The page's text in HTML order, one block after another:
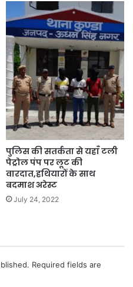
पुलिस की सतर्कता से यहाँ टली
पेट्रोल पंप पर लूट की
वारदात,हथियारों के साथ
बदमाश अरेस्ट
July 24, 2022
Required fields are